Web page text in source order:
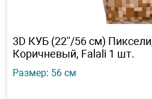
3D КУБ (22''/56 см)
Коричневый, Falali 1 шт.
Размер: 56 см